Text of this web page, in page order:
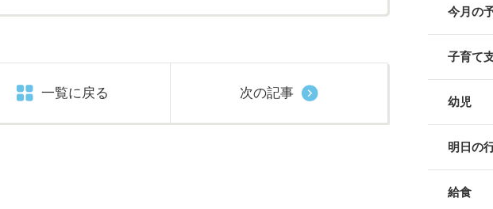
一覧に戻る 次の記事
今月の
子育て
幼児
明日の
給食